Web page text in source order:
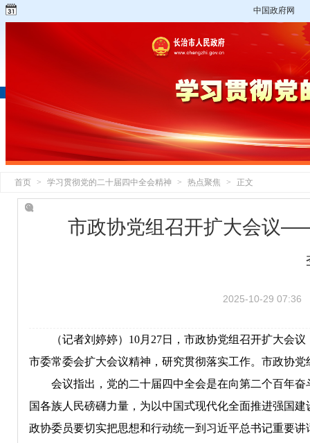
中国政府网
首页 > 学习贯彻党的二十届四中全会精神 > 热点聚焦 > 正文
市政协党组召开扩大会议
2025-10-29 07:36
（记者刘婷婷）10月27日，市政协党组召开扩大会议
市委常委会扩大会议精神，研究贯彻落实工作。市政协
会议指出，党的二十届四中全会是在向第二个百年奋
国各族人民磅礴力量，为以中国式现代化全面推进强国
政协委员要切实把思想和行动统一到习近平总书记重要